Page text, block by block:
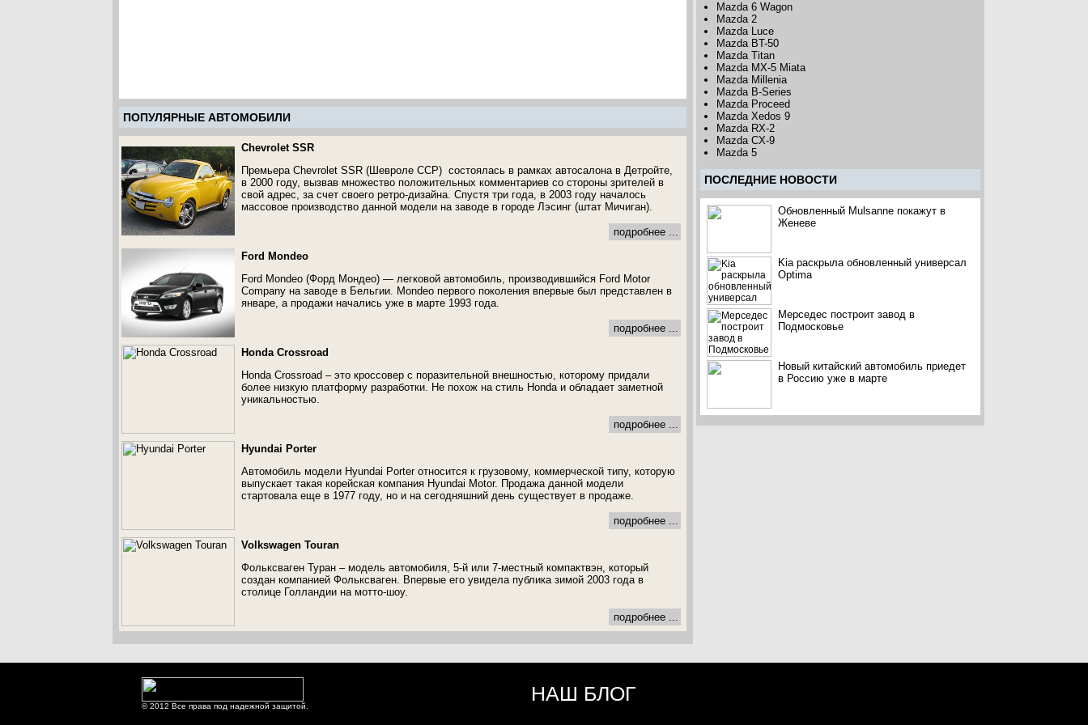
ПОПУЛЯРНЫЕ АВТОМОБИЛИ
Chevrolet SSR
Премьера Chevrolet SSR (Шевроле ССР) состоялась в рамках автосалона в Детройте,
в 2000 году, вызвав множество положительных комментариев со стороны зрителей в
свой адрес, за счет своего ретро-дизайна. Спустя три года, в 2003 году началось
массовое производство данной модели на заводе в городе Лэсинг (штат Мичиган).
подробнее ...
Ford Mondeo
Ford Mondeo (Форд Мондео) — легковой автомобиль, производившийся Ford Motor
Company на заводе в Бельгии. Mondeo первого поколения впервые был представлен в
январе, а продажи начались уже в марте 1993 года.
подробнее ...
Honda Crossroad
Honda Crossroad – это кроссовер с поразительной внешностью, которому придали
более низкую платформу разработки. Не похож на стиль Honda и обладает заметной
уникальностью.
подробнее ...
Hyundai Porter
Автомобиль модели Hyundai Porter относится к грузовому, коммерческой типу, которую
выпускает такая корейская компания Hyundai Motor. Продажа данной модели
стартовала еще в 1977 году, но и на сегодняшний день существует в продаже.
подробнее ...
Volkswagen Touran
Фольксваген Туран – модель автомобиля, 5-й или 7-местный компактвэн, который
создан компанией Фольксваген. Впервые его увидела публика зимой 2003 года в
столице Голландии на мотто-шоу.
подробнее ...
Mazda 6 Wagon
Mazda 2
Mazda Luce
Mazda BT-50
Mazda Titan
Mazda MX-5 Miata
Mazda Millenia
Mazda B-Series
Mazda Proceed
Mazda Xedos 9
Mazda RX-2
Mazda CX-9
Mazda 5
ПОCЛЕДНИЕ НОВОСТИ
Обновленный Mulsanne покажут в
Женеве
Kia раскрыла обновленный универсал
Optima
Мерседес построит завод в
Подмосковье
Новый китайский автомобиль приедет
в Россию уже в марте
© 2012 Все права под надежной защитой.
НАШ БЛОГ